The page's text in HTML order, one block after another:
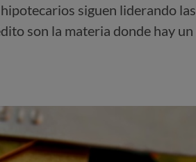
siguen liderando las
son la materia donde hay un